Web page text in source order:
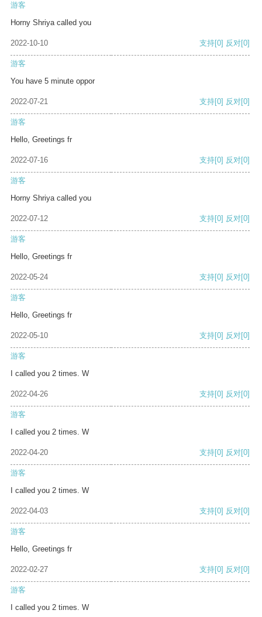
游客
Horny Shriya called you
2022-10-10 支持[0] 反对[0]
游客
You have 5 minute oppor
2022-07-21 支持[0] 反对[0]
游客
Hello, Greetings fr
2022-07-16 支持[0] 反对[0]
游客
Horny Shriya called you
2022-07-12 支持[0] 反对[0]
游客
Hello, Greetings fr
2022-05-24 支持[0] 反对[0]
游客
Hello, Greetings fr
2022-05-10 支持[0] 反对[0]
游客
I called you 2 times. W
2022-04-26 支持[0] 反对[0]
游客
I called you 2 times. W
2022-04-20 支持[0] 反对[0]
游客
I called you 2 times. W
2022-04-03 支持[0] 反对[0]
游客
Hello, Greetings fr
2022-02-27 支持[0] 反对[0]
游客
I called you 2 times. W